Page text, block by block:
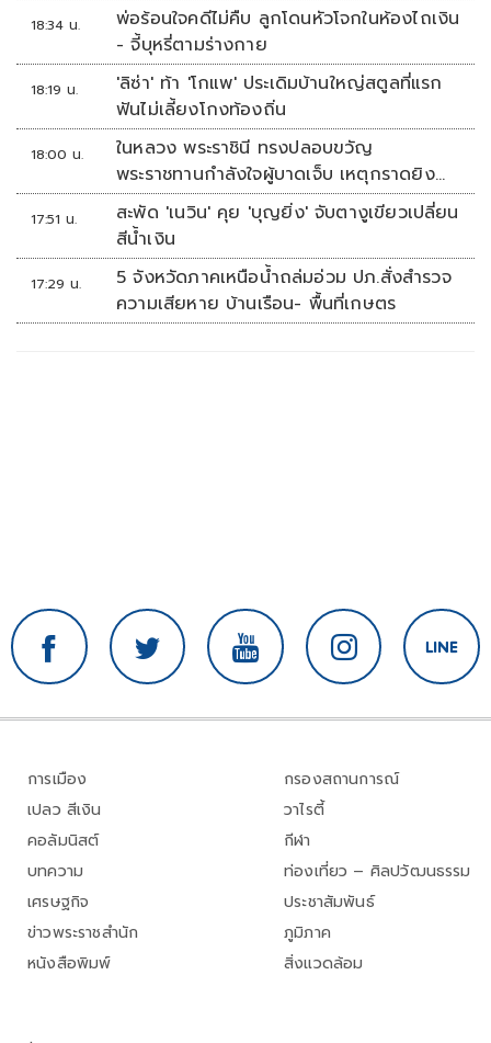
18:34 น.
พ่อร้อนใจคดีไม่คืบ ลูกโดนหัวโจกในห้องไถเงิน
- จี้บุหรี่ตามร่างกาย
18:19 น.
'ลิซ่า' ท้า 'โกแพ' ประเดิมบ้านใหญ่สตูลที่แรก
ฟันไม่เลี้ยงโกงท้องถิ่น
18:00 น.
ในหลวง พระราชินี ทรงปลอบขวัญ
พระราชทานกำลังใจผู้บาดเจ็บ เหตุกราดยิง
รร.เทพศิรินทร์นนทบุรี
17:51 น.
สะพัด 'เนวิน' คุย 'บุญยิ่ง' จับตางูเขียวเปลี่ยน
สีน้ำเงิน
17:29 น.
5 จังหวัดภาคเหนือน้ำถล่มอ่วม ปภ.สั่งสำรวจ
ความเสียหาย บ้านเรือน- พื้นที่เกษตร
การเมือง
เปลว สีเงิน
คอลัมนิสต์
บทความ
เศรษฐกิจ
ข่าวพระราชสำนัก
หนังสือพิมพ์
กรองสถานการณ์
วาไรตี้
กีฬา
ท่องเที่ยว – ศิลปวัฒนธรรม
ประชาสัมพันธ์
ภูมิภาค
สิ่งแวดล้อม